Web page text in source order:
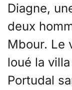
Diagne,
deux
Mbour. Le
loué la
Portudal